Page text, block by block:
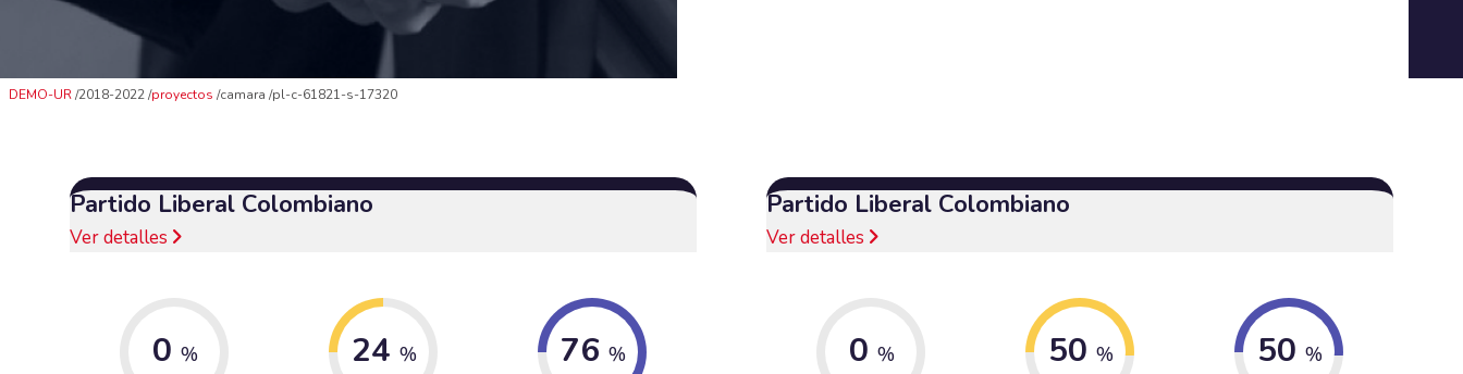
DEMO-UR 2018-2022 proyectos camara pl-c-61821-s-17320
Partido Liberal Colombiano
Ver detalles
0 % 24 % 76 %
Partido Liberal Colombiano
Ver detalles
0 % 50 % 50 %